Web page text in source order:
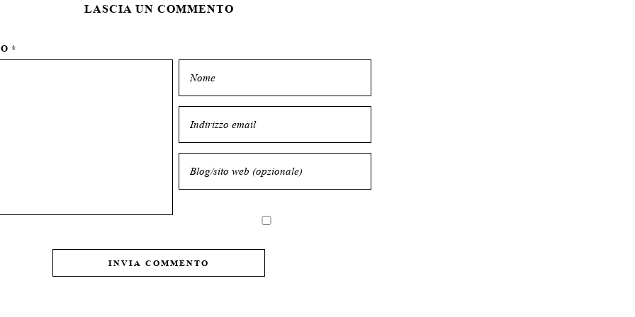
LASCIA UN COMMENTO
*